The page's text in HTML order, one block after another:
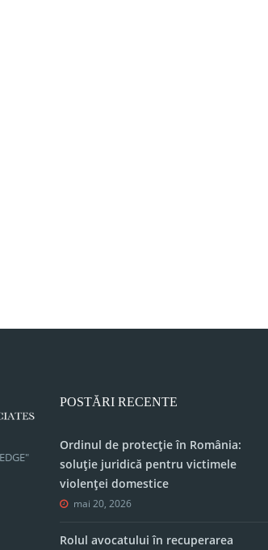
POSTĂRI RECENTE
Ordinul de protecție în România:
soluție juridică pentru victimele
violenței domestice
mai 20, 2026
Rolul avocatului în recuperarea